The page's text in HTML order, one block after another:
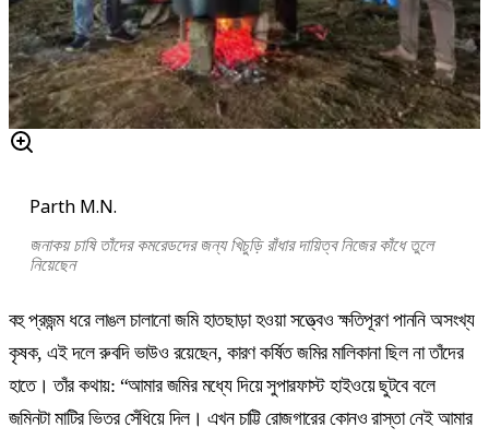
Parth M.N.
জনাকয় চাষি তাঁদের কমরেডদের জন্য খিচুড়ি রাঁধার দায়িত্ব নিজের কাঁধে তুলে
নিয়েছেন
বহু প্রজন্ম ধরে লাঙল চালানো জমি হাতছাড়া হওয়া সত্ত্বেও ক্ষতিপূরণ পাননি অসংখ্য
কৃষক, এই দলে রুবদি ভাউও রয়েছেন, কারণ কর্ষিত জমির মালিকানা ছিল না তাঁদের
হাতে। তাঁর কথায়: “আমার জমির মধ্যে দিয়ে সুপারফাস্ট হাইওয়ে ছুটবে বলে
জমিনটা মাটির ভিতর সেঁধিয়ে দিল। এখন চাট্টি রোজগারের কোনও রাস্তা নেই আমার